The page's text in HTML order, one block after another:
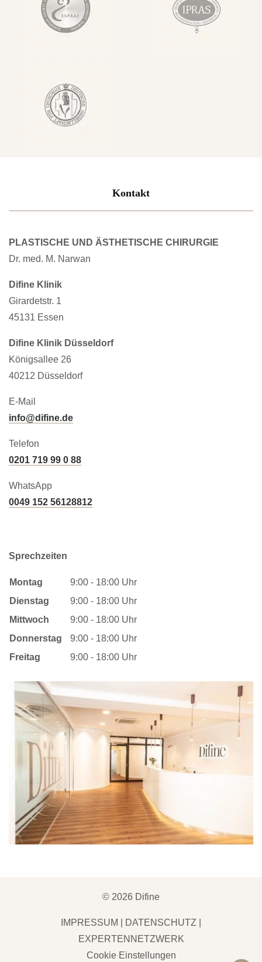
Kontakt
PLASTISCHE UND ÄSTHETISCHE CHIRURGIE
Dr. med. M. Narwan
Difine Klinik
Girardetstr. 1
45131 Essen
Difine Klinik Düsseldorf
Königsallee 26
40212 Düsseldorf
E-Mail
info@difine.de
Telefon
0201 719 99 0 88
WhatsApp
0049 152 56128812
Sprechzeiten
Montag
9:00 - 18:00 Uhr
Dienstag
9:00 - 18:00 Uhr
Mittwoch
9:00 - 18:00 Uhr
Donnerstag
9:00 - 18:00 Uhr
Freitag
9:00 - 18:00 Uhr
© 2026 Difine
IMPRESSUM DATENSCHUTZ
EXPERTENNETZWERK
Cookie Einstellungen